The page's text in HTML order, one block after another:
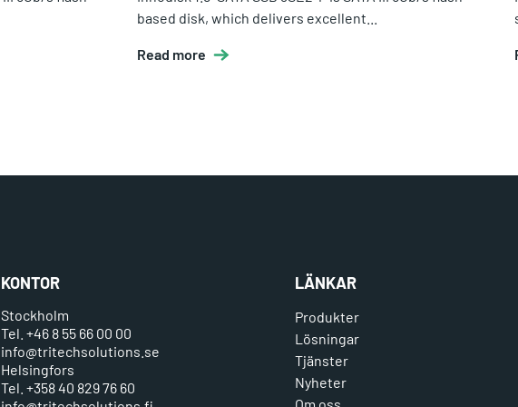
based disk, which delivers excellent...
Read more
KONTOR
Stockholm
Tel. +46 8 55 66 00 00
info@tritechsolutions.se
Helsingfors
Tel. +358 40 829 76 60
LÄNKAR
Produkter
Lösningar
Tjänster
Nyheter